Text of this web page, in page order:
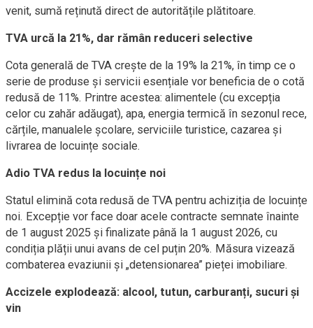
venit, sumă reținută direct de autoritățile plătitoare.
TVA urcă la 21%, dar rămân reduceri selective
Cota generală de TVA crește de la 19% la 21%, în timp ce o
serie de produse și servicii esențiale vor beneficia de o cotă
redusă de 11%. Printre acestea: alimentele (cu excepția
celor cu zahăr adăugat), apa, energia termică în sezonul rece,
cărțile, manualele școlare, serviciile turistice, cazarea și
livrarea de locuințe sociale.
Adio TVA redus la locuințe noi
Statul elimină cota redusă de TVA pentru achiziția de locuințe
noi. Excepție vor face doar acele contracte semnate înainte
de 1 august 2025 și finalizate până la 1 august 2026, cu
condiția plății unui avans de cel puțin 20%. Măsura vizează
combaterea evaziunii și „detensionarea” pieței imobiliare.
Accizele explodează: alcool, tutun, carburanți, sucuri și
vin